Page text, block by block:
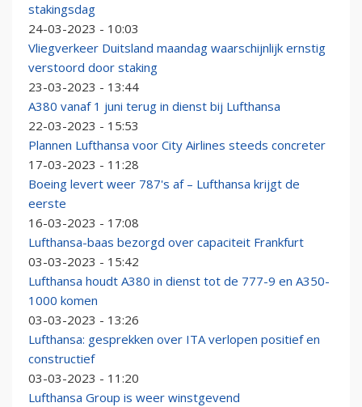
stakingsdag
24-03-2023 - 10:03
Vliegverkeer Duitsland maandag waarschijnlijk ernstig
verstoord door staking
23-03-2023 - 13:44
A380 vanaf 1 juni terug in dienst bij Lufthansa
22-03-2023 - 15:53
Plannen Lufthansa voor City Airlines steeds concreter
17-03-2023 - 11:28
Boeing levert weer 787's af – Lufthansa krijgt de
eerste
16-03-2023 - 17:08
Lufthansa-baas bezorgd over capaciteit Frankfurt
03-03-2023 - 15:42
Lufthansa houdt A380 in dienst tot de 777-9 en A350-
1000 komen
03-03-2023 - 13:26
Lufthansa: gesprekken over ITA verlopen positief en
constructief
03-03-2023 - 11:20
Lufthansa Group is weer winstgevend